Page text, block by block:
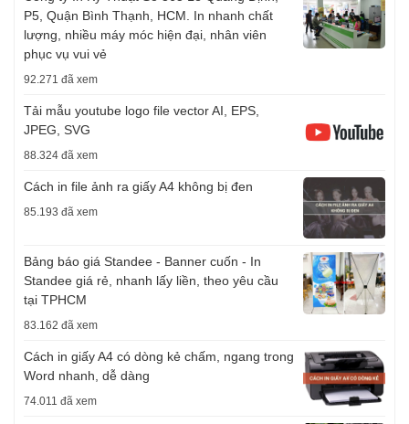
P5, Quận Bình Thạnh, HCM. In nhanh chất
lượng, nhiều máy móc hiện đại, nhân viên
phục vụ vui vẻ
92.271 đã xem
Tải mẫu youtube logo file vector AI, EPS,
JPEG, SVG
88.324 đã xem
Cách in file ảnh ra giấy A4 không bị đen
85.193 đã xem
Bảng báo giá Standee - Banner cuốn - In
Standee giá rẻ, nhanh lấy liền, theo yêu cầu
tại TPHCM
83.162 đã xem
Cách in giấy A4 có dòng kẻ chấm, ngang trong
Word nhanh, dễ dàng
74.011 đã xem